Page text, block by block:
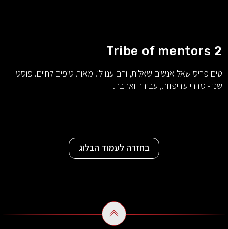
Tribe of mentors 2
טים פריס שאל אנשים שאלות, והם ענו לו. מאות טיפים לחיים. פוסט
שני - סדרי עדיפויות, עבודה ואהבה.
בחזרה לעמוד הבלוג